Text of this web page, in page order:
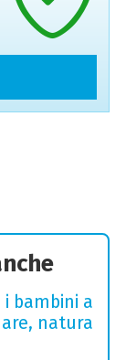
i bambini a
natura